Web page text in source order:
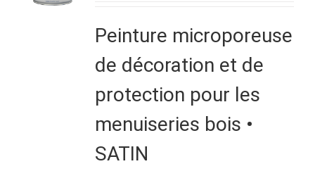
Peinture microporeuse
de décoration et de
protection pour les
menuiseries bois •
SATIN